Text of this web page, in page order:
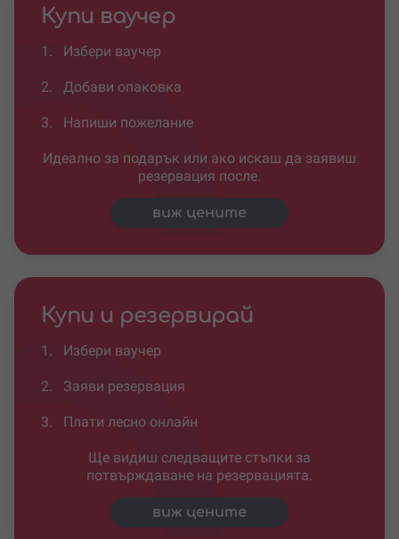
Купи ваучер
1. Избери ваучер
2. Добави опаковка
3. Напиши пожелание
Идеално за подарък или ако искаш да заявиш
резервация после.
виж цените
Купи и резервирай
1. Избери ваучер
2. Заяви резервация
3. Плати лесно онлайн
Ще видиш следващите стъпки за
потвърждаване на резервацията.
виж цените